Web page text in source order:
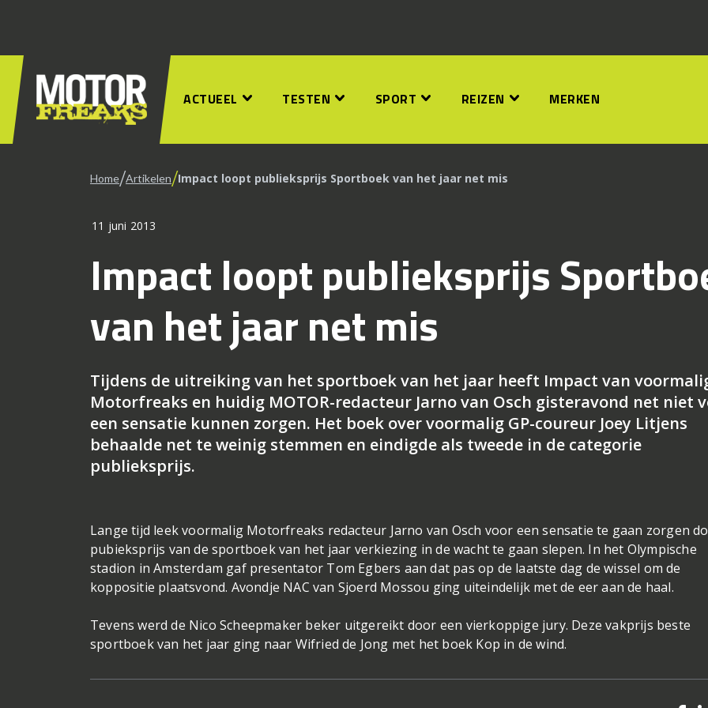
ACTUEEL TESTEN SPORT REIZEN MERKEN
Home/Artikelen/Impact loopt publieksprijs Sportboek van het jaar net mis
11 juni 2013
Impact loopt publieksprijs
van het jaar net mis
Tijdens de uitreiking van het sportboek van het jaar heeft Impact van
Motorfreaks en huidig MOTOR-redacteur Jarno van Osch gisteravond net niet
een sensatie kunnen zorgen. Het boek over voormalig GP-coureur Joey Litjens
behaalde net te weinig stemmen en eindigde als tweede in de categorie
publieksprijs.
Lange tijd leek voormalig Motorfreaks redacteur Jarno van Osch voor een sensatie te gaan zorgen
pubieksprijs van de sportboek van het jaar verkiezing in de wacht te gaan slepen. In het Olympische
stadion in Amsterdam gaf presentator Tom Egbers aan dat pas op de laatste dag de wissel om de
koppositie plaatsvond. Avondje NAC van Sjoerd Mossou ging uiteindelijk met de eer aan de haal.
Tevens werd de Nico Scheepmaker beker uitgereikt door een vierkoppige jury. Deze vakprijs beste
sportboek van het jaar ging naar Wifried de Jong met het boek Kop in de wind.